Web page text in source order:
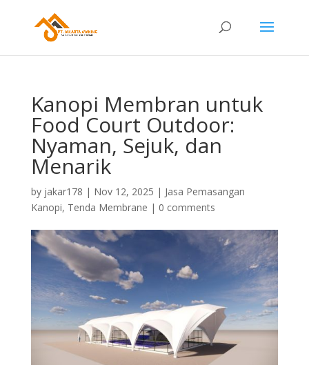
Kanopi Membran untuk
Food Court Outdoor:
Nyaman, Sejuk, dan
Menarik
by jakar178 | Nov 12, 2025 | Jasa Pemasangan
Kanopi, Tenda Membrane | 0 comments